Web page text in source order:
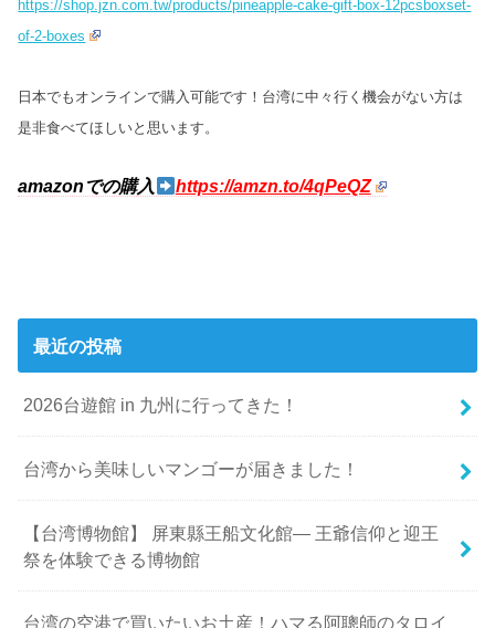
https://shop.jzn.com.tw/products/pineapple-cake-gift-box-12pcsboxset-
of-2-boxes
日本でもオンラインで購入可能です！台湾に中々行く機会がない方は
是非食べてほしいと思います。
amazonでの購入 https://amzn.to/4qPeQZ
最近の投稿
2026台遊館 in 九州に行ってきた！
台湾から美味しいマンゴーが届きました！
【台湾博物館】 屏東縣王船文化館— 王爺信仰と迎王
祭を体験できる博物館
台湾の空港で買いたいお土産！ハマる阿聰師のタロイ